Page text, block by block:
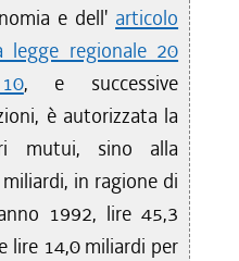
e dell' articolo
legge regionale 20
, e successive
è autorizzata la
mutui, sino alla
in ragione di
1992, lire 45,3
lire 14,0 miliardi per